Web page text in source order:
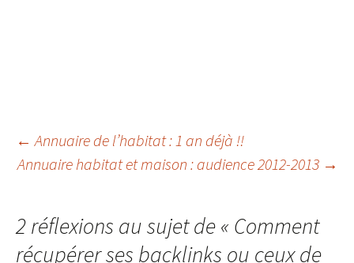
Navigation des
articles
← Annuaire de l’habitat : 1 an déjà !!
Annuaire habitat et maison : audience 2012-2013 →
2 réflexions au sujet de « Comment
récupérer ses backlinks ou ceux de